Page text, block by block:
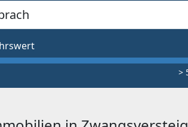
oder Bundesland
>